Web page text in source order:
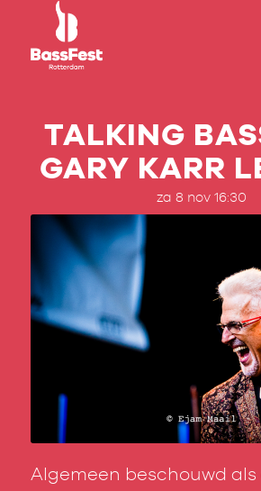
TALKING
GARY KARR
za 8 nov 16:30
Algemeen beschouwd als